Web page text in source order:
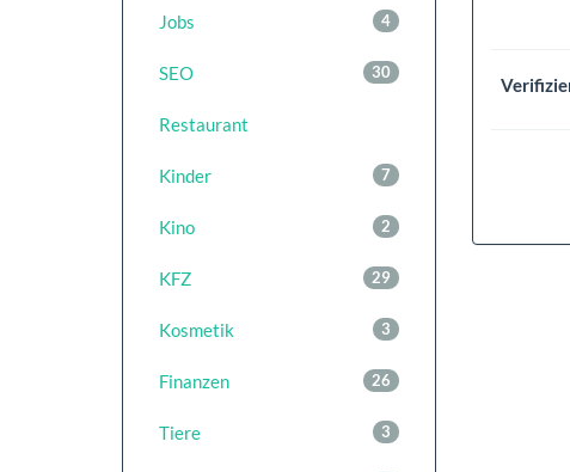
4
Jobs
30
SEO
Restaurant
7
Kinder
2
Kino
29
KFZ
3
Kosmetik
26
Finanzen
3
Tiere